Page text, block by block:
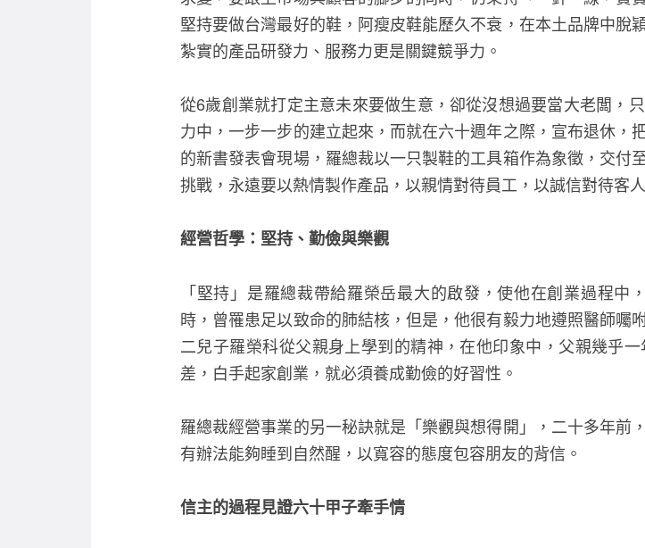
堅持要做台灣最好的鞋，阿瘦皮鞋能歷久不衰，在本土品牌中脫
紮實的產品研發力、服務力更是關鍵競爭力。
從6歲創業就打定主意未來要做生意，卻從沒想過要當大老闆，
力中，一步一步的建立起來，而就在六十週年之際，宣布退休
的新書發表會現場，羅總裁以一只製鞋的工具箱作為象徵，交
挑戰，永遠要以熱情製作產品，以親情對待員工，以誠信對待客
經營哲學：堅持、勤儉與樂觀
「堅持」是羅總裁帶給羅榮岳最大的啟發，使他在創業過程
時，曾罹患足以致命的肺結核，但是，他很有毅力地遵照醫師
二兒子羅榮科從父親身上學到的精神，在他印象中，父親幾乎
差，白手起家創業，就必須養成勤儉的好習性。
羅總裁經營事業的另一秘訣就是「樂觀與想得開」，二十多年
有辦法能夠睡到自然醒，以寬容的態度包容朋友的背信。
信主的過程見證六十甲子牽手情